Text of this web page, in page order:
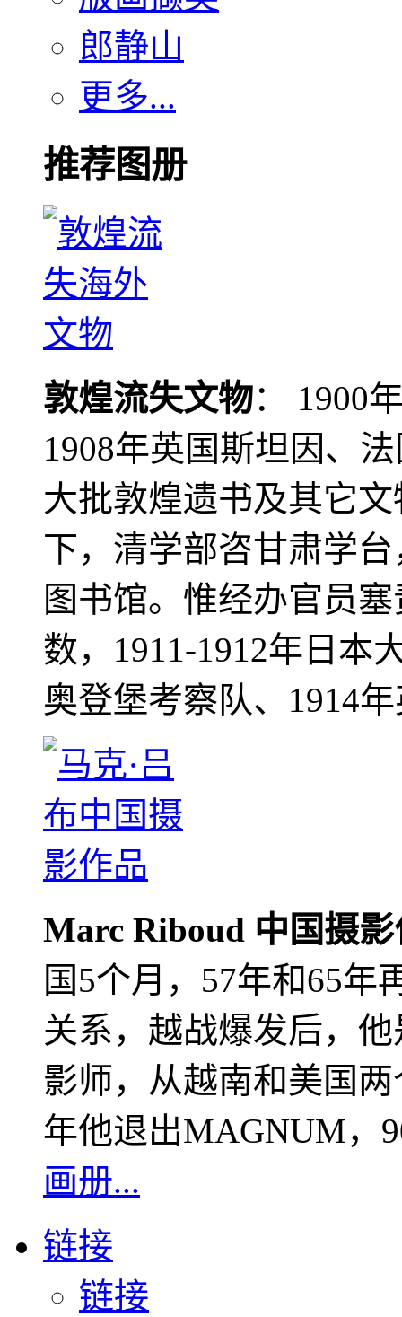
郎静山
更多...
推荐图册
敦煌流失文物： 1900
1908年英国斯坦因、
大批敦煌遗书及其它
下，清学部咨甘肃学
图书馆。惟经办官员
数，1911-1912年日本
奥登堡考察队、1914
Marc Riboud 中国摄
国5个月，57年和65年
关系，越战爆发后，
影师，从越南和美国
年他退出MAGNUM，
画册...
链接
链接